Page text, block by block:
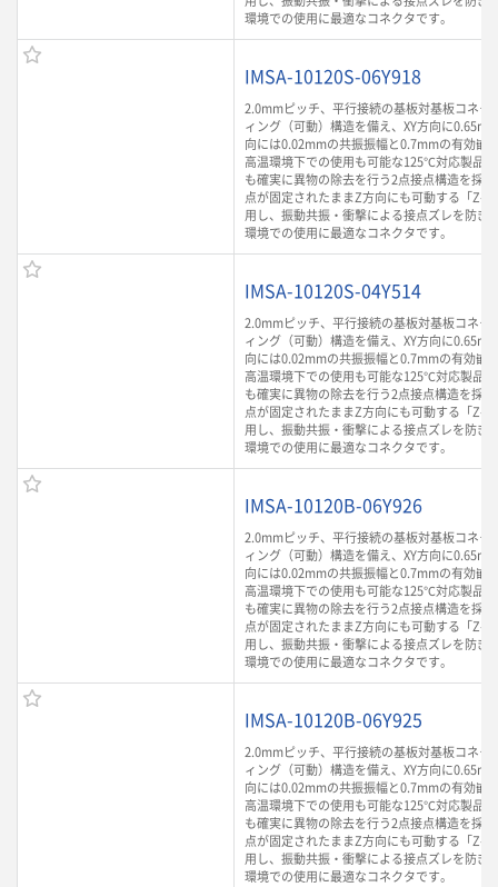
環境での使用に最適なコネクタです。
IMSA-10120S-06Y918
2.0mmピッチ、平行接続の基板対基板コネク
ィング（可動）構造を備え、XY方向に
向には0.02mmの共振振幅と0.7mmの有効嵌
高温環境下での使用も可能な125℃対応製品
も確実に異物の除去を行う2点接点構造を採
点が固定されたままZ方向にも可動する「Z-
用し、振動共振・衝撃による接点ズレを防ぎ
環境での使用に最適なコネクタです。
IMSA-10120S-04Y514
2.0mmピッチ、平行接続の基板対基板コネク
ィング（可動）構造を備え、XY方向に
向には0.02mmの共振振幅と0.7mmの有効嵌
高温環境下での使用も可能な125℃対応製品
も確実に異物の除去を行う2点接点構造を採
点が固定されたままZ方向にも可動する「Z-
用し、振動共振・衝撃による接点ズレを防ぎ
環境での使用に最適なコネクタです。
IMSA-10120B-06Y926
2.0mmピッチ、平行接続の基板対基板コネク
ィング（可動）構造を備え、XY方向に
向には0.02mmの共振振幅と0.7mmの有効嵌
高温環境下での使用も可能な125℃対応製品
も確実に異物の除去を行う2点接点構造を採
点が固定されたままZ方向にも可動する「Z-
用し、振動共振・衝撃による接点ズレを防ぎ
環境での使用に最適なコネクタです。
IMSA-10120B-06Y925
2.0mmピッチ、平行接続の基板対基板コネク
ィング（可動）構造を備え、XY方向に
向には0.02mmの共振振幅と0.7mmの有効嵌
高温環境下での使用も可能な125℃対応製品
も確実に異物の除去を行う2点接点構造を採
点が固定されたままZ方向にも可動する「Z-
用し、振動共振・衝撃による接点ズレを防ぎ
環境での使用に最適なコネクタです。